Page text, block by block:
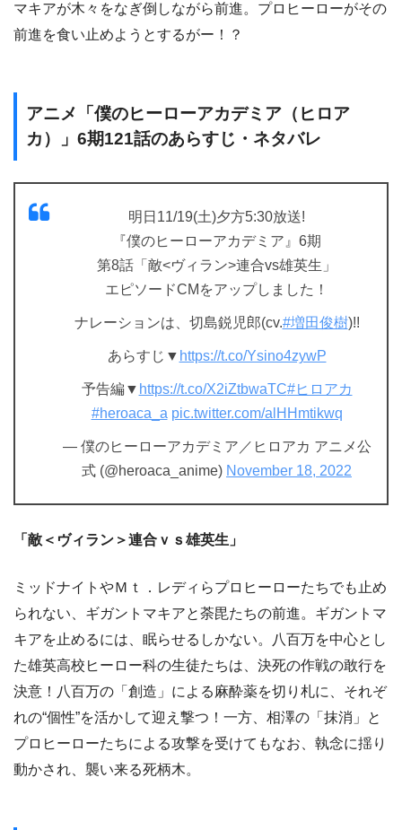
マキアが木々をなぎ倒しながら前進。プロヒーローがその
前進を食い止めようとするがー！？
アニメ「僕のヒーローアカデミア（ヒロア
カ）」6期121話のあらすじ・ネタバレ
明日11/19(土)夕方5:30放送!
『僕のヒーローアカデミア』6期
第8話「敵<ヴィラン>連合vs雄英生」
エピソードCMをアップしました！
ナレーションは、切島鋭児郎(cv.#増田俊樹)!!
あらすじ▼ https://t.co/Ysino4zywP
予告編▼ https://t.co/X2iZtbwaTC#ヒロアカ
#heroaca_a pic.twitter.com/alHHmtikwq
— 僕のヒーローアカデミア／ヒロアカ アニメ公
式 (@heroaca_anime) November 18, 2022
「敵＜ヴィラン＞連合ｖｓ雄英生」
ミッドナイトやＭｔ．レディらプロヒーローたちでも止め
られない、ギガントマキアと荼毘たちの前進。ギガントマ
キアを止めるには、眠らせるしかない。八百万を中心とし
た雄英高校ヒーロー科の生徒たちは、決死の作戦の敢行を
決意！八百万の「創造」による麻酔薬を切り札に、それぞ
れの“個性”を活かして迎え撃つ！一方、相澤の「抹消」と
プロヒーローたちによる攻撃を受けてもなお、執念に揺り
動かされ、襲い来る死柄木。